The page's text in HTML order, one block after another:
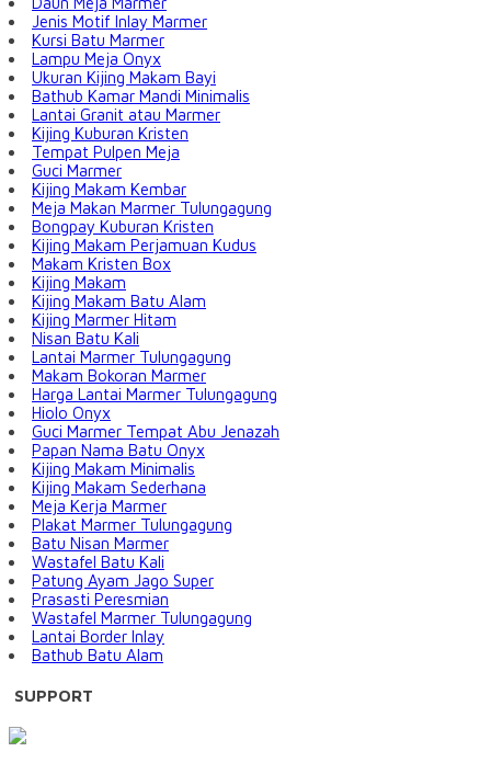
Jenis Motif Inlay Marmer
Kursi Batu Marmer
Lampu Meja Onyx
Ukuran Kijing Makam Bayi
Bathub Kamar Mandi Minimalis
Lantai Granit atau Marmer
Kijing Kuburan Kristen
Tempat Pulpen Meja
Guci Marmer
Kijing Makam Kembar
Meja Makan Marmer Tulungagung
Bongpay Kuburan Kristen
Kijing Makam Perjamuan Kudus
Makam Kristen Box
Kijing Makam
Kijing Makam Batu Alam
Kijing Marmer Hitam
Nisan Batu Kali
Lantai Marmer Tulungagung
Makam Bokoran Marmer
Harga Lantai Marmer Tulungagung
Hiolo Onyx
Guci Marmer Tempat Abu Jenazah
Papan Nama Batu Onyx
Kijing Makam Minimalis
Kijing Makam Sederhana
Meja Kerja Marmer
Plakat Marmer Tulungagung
Batu Nisan Marmer
Wastafel Batu Kali
Patung Ayam Jago Super
Prasasti Peresmian
Wastafel Marmer Tulungagung
Lantai Border Inlay
Bathub Batu Alam
SUPPORT